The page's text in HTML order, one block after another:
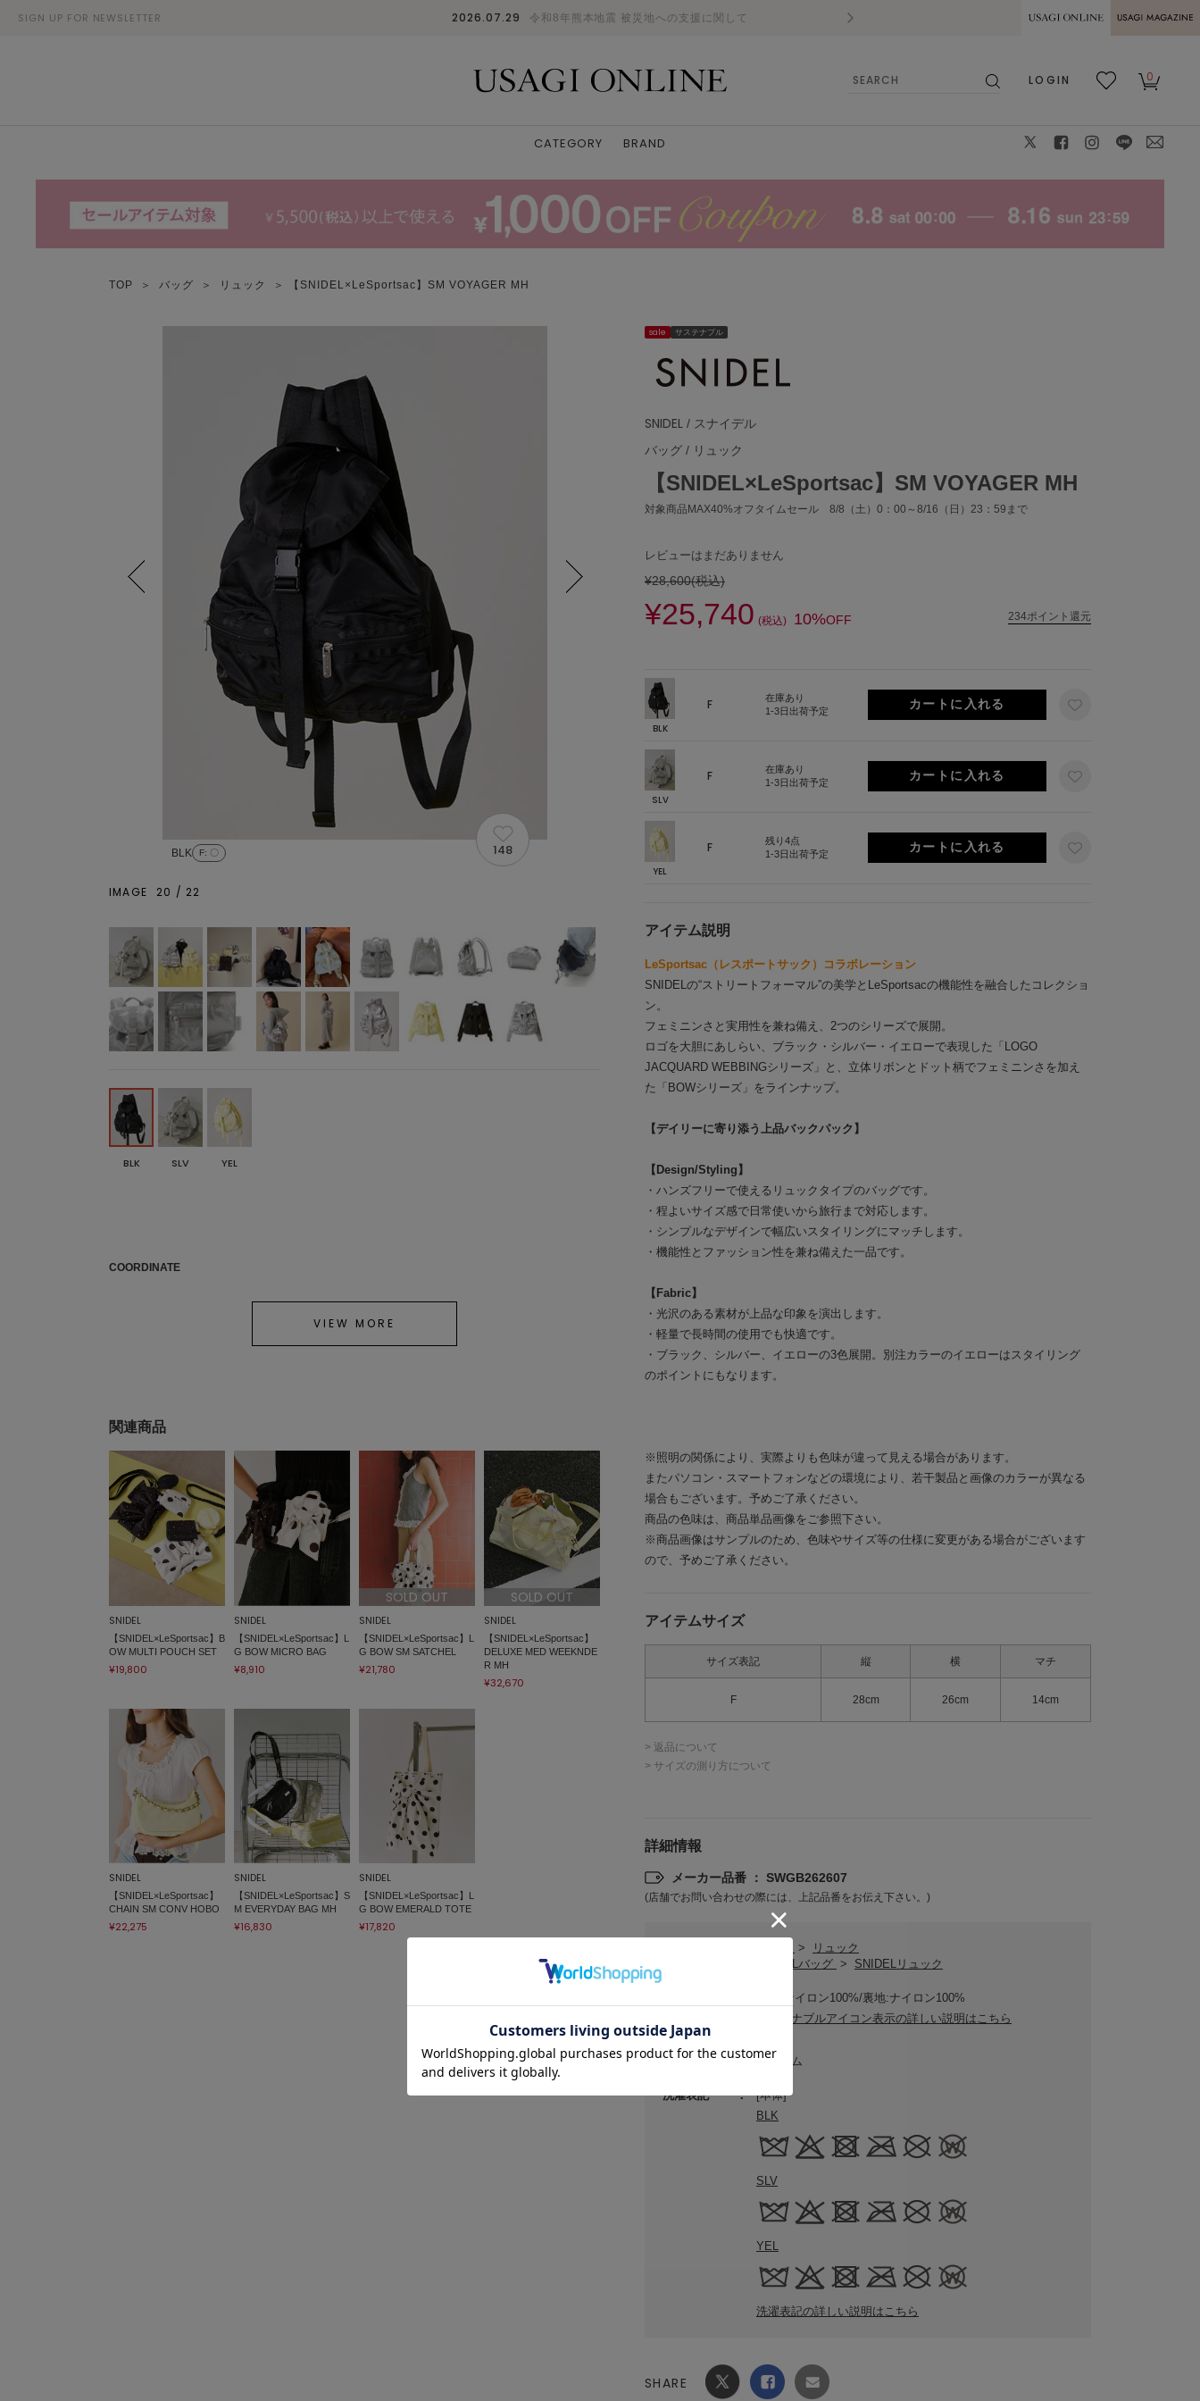
SIGN UP FOR NEWSLETTER 2026.07.29 令和8年熊本地震 被災地への支援に関して 熊本県熊本地方を震源とする地震の影響に
MAGAZINE
LOGIN
0
CATEGORY BRAND
TOP ＞ バッグ ＞ リュック ＞ 【SNIDEL×LeSportsac】SM VOYAGER MH
sale サステナブル
SNIDEL / スナイデル
バッグ / リュック
【SNIDEL×LeSportsac】SM VOYAGER MH
対象商品MAX40%オフタイムセール 8/8（土）0：00～8/16（日）23：59まで
レビューはまだありません
¥28,600(税込)
¥25,740 (税込) 10%OFF 234ポイント還元
BLK
F
在庫あり
1-3日出荷予定
SLV
F
在庫あり
1-3日出荷予定
YEL
F
残り4点
1-3日出荷予定
アイテム説明
LeSportsac（レスポートサック）コラボレーション
SNIDELの“ストリートフォーマル”の美学とLeSportsacの機能性を融合したコレクショ
ン。
フェミニンさと実用性を兼ね備え、2つのシリーズで展開。
ロゴを大胆にあしらい、ブラック・シルバー・イエローで表現した「LOGO
JACQUARD WEBBINGシリーズ」と、立体リボンとドット柄でフェミニンさを加え
た「BOWシリーズ」をラインナップ。
【デイリーに寄り添う上品バックパック】
【Design/Styling】
・ハンズフリーで使えるリュックタイプのバッグです。
・程よいサイズ感で日常使いから旅行まで対応します。
・シンプルなデザインで幅広いスタイリングにマッチします。
・機能性とファッション性を兼ね備えた一品です。
【Fabric】
・光沢のある素材が上品な印象を演出します。
・軽量で長時間の使用でも快適です。
・ブラック、シルバー、イエローの3色展開。別注カラーのイエローはスタイリング
のポイントにもなります。
※照明の関係により、実際よりも色味が違って見える場合があります。
またパソコン・スマートフォンなどの環境により、若干製品と画像のカラーが異なる
場合もございます。予めご了承ください。
商品の色味は、商品単品画像をご参照下さい。
※商品画像はサンプルのため、色味やサイズ等の仕様に変更がある場合がございます
ので、予めご了承ください。
アイテムサイズ
サイズ表記 縦 横 マチ
F 28cm 26cm 14cm
> 返品について
> サイズの測り方について
詳細情報
メーカー品番 ： SWGB262607
(店舗でお問い合わせの際には、上記品番をお伝え下さい。)
>
リュック
SNIDELバッグ > SNIDELリュック
本体:ナイロン100%/裏地:ナイロン100%
サステナブルアイコン表示の詳しい説明はこちら
原産国 ベトナム
洗濯表記
[本体]
BLK
SLV
YEL
洗濯表記の詳しい説明はこちら
SHARE
BLK F: 〇 148
IMAGE 20 / 22
BLK SLV YEL
COORDINATE
VIEW MORE
関連商品
SNIDEL
【SNIDEL×LeSportsac】B
OW MULTI POUCH SET
¥19,800
SNIDEL
【SNIDEL×LeSportsac】L
G BOW MICRO BAG
¥8,910
SOLD OUT
SNIDEL
【SNIDEL×LeSportsac】L
G BOW SM SATCHEL
¥21,780
SOLD OUT
SNIDEL
【SNIDEL×LeSportsac】
DELUXE MED WEEKNDE
R MH
¥32,670
SNIDEL
【SNIDEL×LeSportsac】
CHAIN SM CONV HOBO
¥22,275
SNIDEL
【SNIDEL×LeSportsac】S
M EVERYDAY BAG MH
¥16,830
SNIDEL
【SNIDEL×LeSportsac】L
G BOW EMERALD TOTE
¥17,820